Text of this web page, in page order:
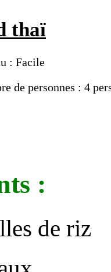
thaï
: Facile
de personnes : 4
:
de riz